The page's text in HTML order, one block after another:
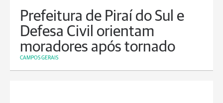
Prefeitura de Piraí do Sul e
Defesa Civil orientam
moradores após tornado
CAMPOS GERAIS